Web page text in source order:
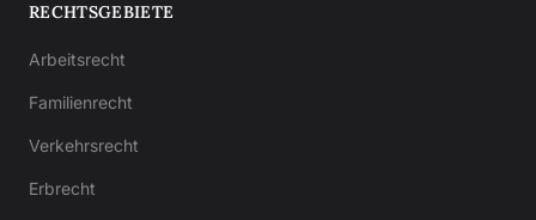
RECHTSGEBIETE
Arbeitsrecht
Familienrecht
Verkehrsrecht
Erbrecht